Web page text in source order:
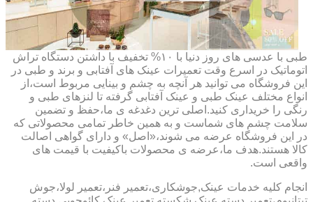
طبی با عدسی های روز دنیا با ۱۰% تخفیف با داشتن دستگاه تراش
اتوماتیک در اسرع وقت تعمیرات عینک های آفتابی و برند و طبی در
این فروشگاه می توانید هر آنچه به چشم و بینایی مربوط است،از
انواع مختلف عینک طبی و عینک آفتابی گرفته تا لنزهای طبی و
رنگی را خریداری کنید.اصلی ترین دغدغه ی ما،حفظ و تضمین
سلامت چشم های شماست و به همین خاطر تمامی محصولاتی که
در این فروشگاه عرضه می شوند،«اصل» و دارای گواهی اصالت
کالا هستند.هدف ما،عرضه ی محصولات باکیفیت با قیمت های
واقعی است.
انجام کلیه خدمات عینک,جوشکاری،تعمیر فنر،تعمیر لولا،جوش